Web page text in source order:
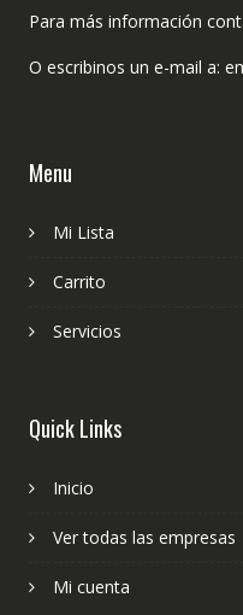
Para más información
O escribinos un e-mail a:
Menu
Mi Lista
Carrito
Servicios
Quick Links
Inicio
Ver todas las empresas
Mi cuenta